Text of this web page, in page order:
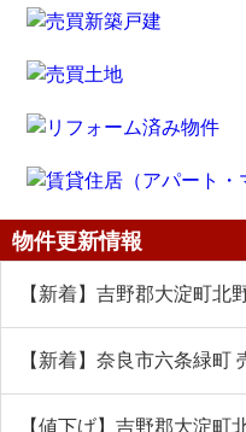
物件更新情報
【新着】吉野郡大淀町北
【新着】奈良市六条緑町
【値下げ】吉野郡大淀町